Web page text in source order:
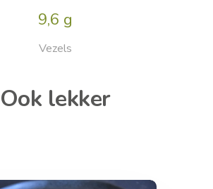
9,6 g
Vezels
Ook lekker